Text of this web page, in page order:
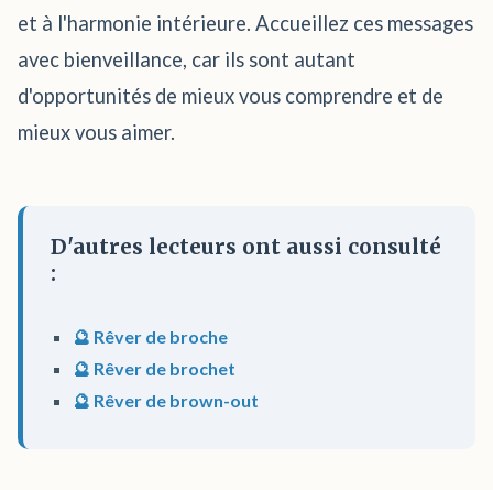
et à l'harmonie intérieure. Accueillez ces messages
avec bienveillance, car ils sont autant
d'opportunités de mieux vous comprendre et de
mieux vous aimer.
D'autres lecteurs ont aussi consulté
:
🔮 Rêver de broche
🔮 Rêver de brochet
🔮 Rêver de brown-out